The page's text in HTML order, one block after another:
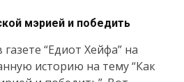
мэрией и победить
“Едиот Хейфа” на
историю на тему “Как